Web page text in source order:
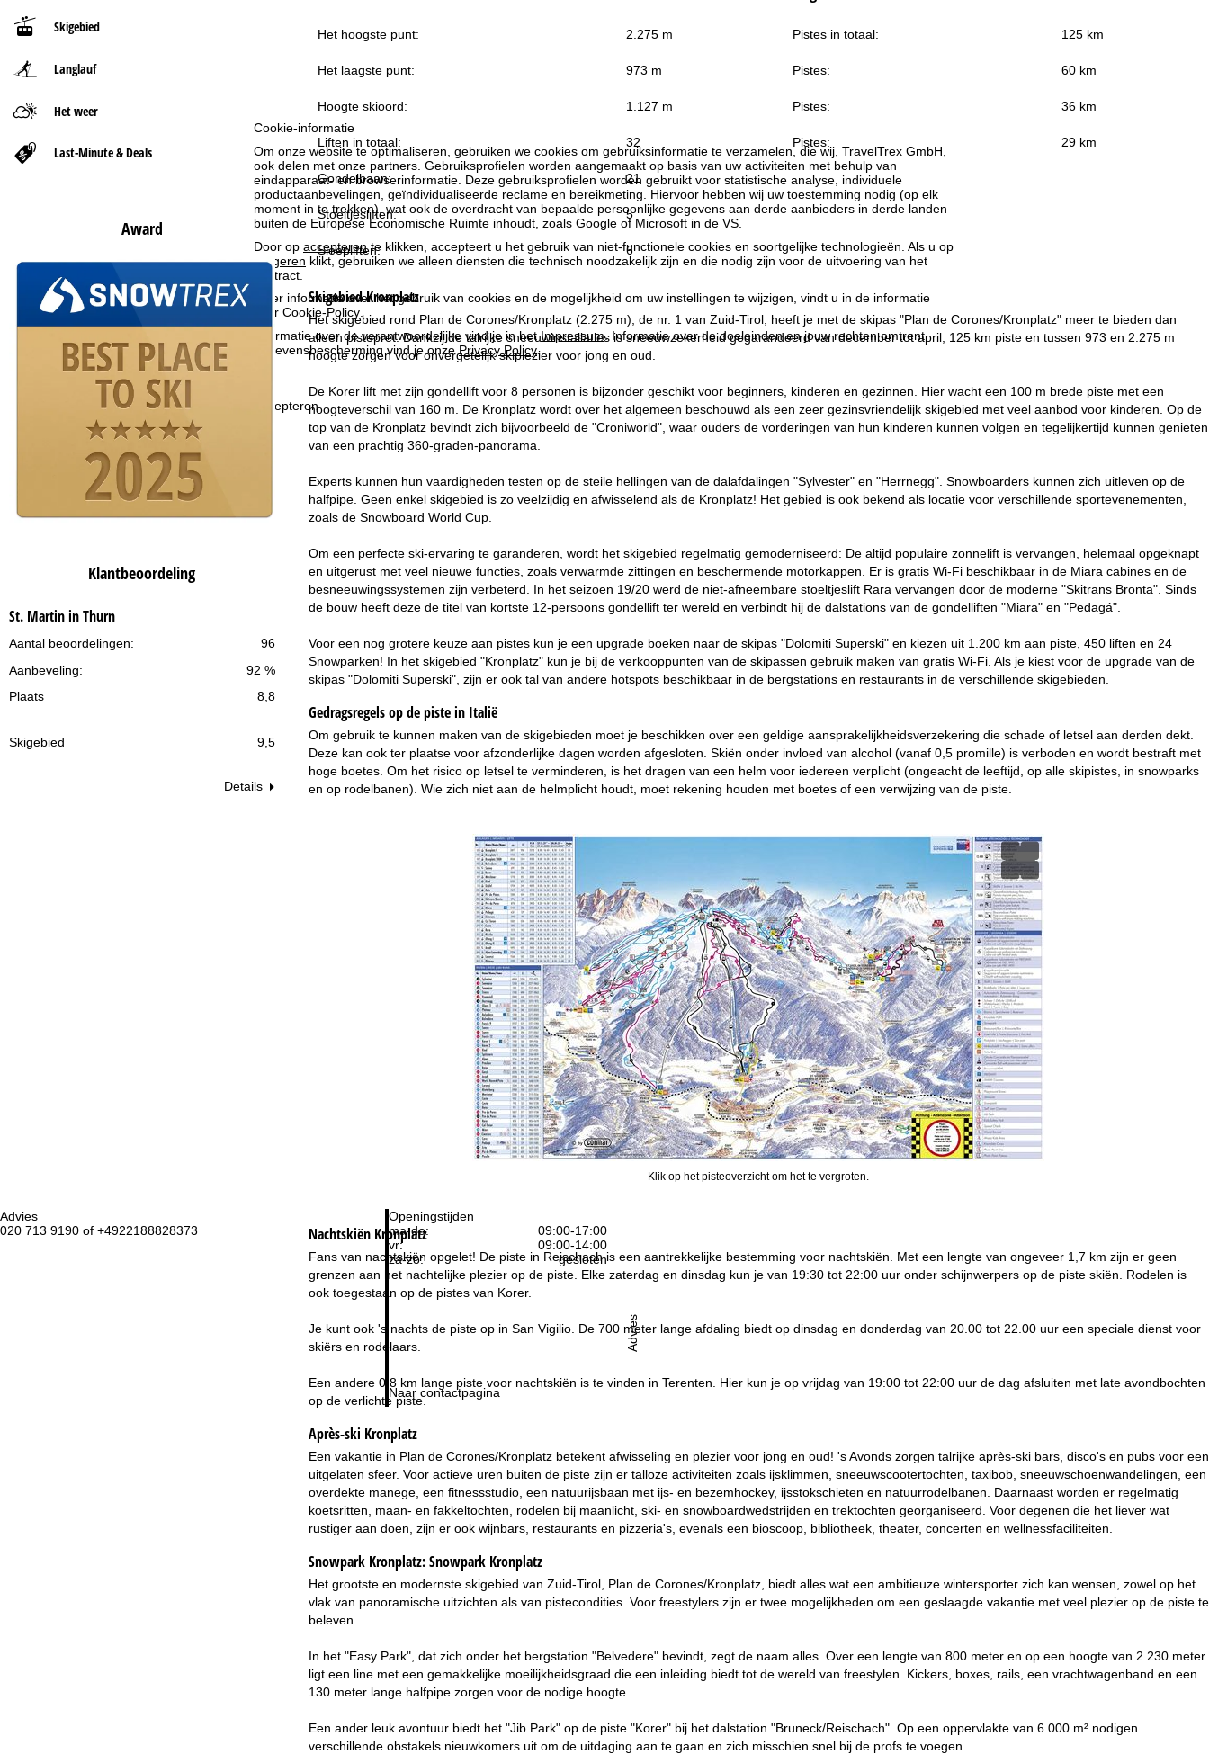
Cookie-informatie
Om onze website te optimaliseren, gebruiken we cookies om gebruiksinformatie te verzamelen, die wij, TravelTrex GmbH,
ook delen met onze partners. Gebruiksprofielen worden aangemaakt op basis van uw activiteiten met behulp van
eindapparaat- en browserinformatie. Deze gebruiksprofielen worden gebruikt voor statistische analyse, individuele
productaanbevelingen, geïndividualiseerde reclame en bereikmeting. Hiervoor hebben wij uw toestemming nodig (op elk
moment in te trekken), wat ook de overdracht van bepaalde persoonlijke gegevens aan derde aanbieders in derde landen
buiten de Europese Economische Ruimte inhoudt, zoals Google of Microsoft in de VS.
Door op accepterente klikken, accepteert u het gebruik van niet-functionele cookies en soortgelijke technologieën. Als u op
weigeren klikt, gebruiken we alleen diensten die technisch noodzakelijk zijn en die nodig zijn voor de uitvoering van het
contract.
Meer informatie over het gebruik van cookies en de mogelijkheid om uw instellingen te wijzigen, vindt u in de informatie
over Cookie-Policy.
Informatie over de verantwoordelijke vind je in hetImpressum. Informatie over de doeleinden en jouw rechten omtrent
gegevensbescherming vind je onze Privacy Policy.
Accepteren
Advies
020 713 9190 of +4922188828373
Openingstijden
ma-do:
09:00-17:00
vr:
09:00-14:00
za-zo:
gesloten
Naar contactpagina
Advies
Skigebied
Langlauf
Het weer
Last-Minute & Deals
Award
Klantbeoordeling
St. Martin in Thurn
96
Aantal beoordelingen:
92 %
Aanbeveling:
Plaats
8,8
Skigebied 9,5
Details
t
p
a
g
i
n
a
Het hoogste punt: 2.275 m Pistes in totaal: 125 km
Het laagste punt: 973 m Pistes: 60 km
Hoogte skioord: 1.127 m Pistes: 36 km
Liften in totaal: 32 Pistes: 29 km
Gondelbaan: 21
Stoeltjesliften: 5
Sleepliften: 6
SkigebiedKronplatz
Het skigebied rond Plan de Corones/Kronplatz (2.275 m), de nr. 1 van Zuid-Tirol, heeft je met de skipas "Plan de Corones/Kronplatz" meer te bieden dan
alleen pistepret. Dankzij de talrijke sneeuwinstallaties is sneeuwzekerheid gegarandeerd van december tot april, 125 km piste en tussen 973 en 2.275 m
hoogte zorgen voor onvergetelijk skiplezier voor jong en oud.
De Korer lift met zijn gondellift voor 8 personen is bijzonder geschikt voor beginners, kinderen en gezinnen. Hier wacht een 100 m brede piste met een
hoogteverschil van 160 m. De Kronplatz wordt over het algemeen beschouwd als een zeer gezinsvriendelijk skigebied met veel aanbod voor kinderen. Op de
top van de Kronplatz bevindt zich bijvoorbeeld de "Croniworld", waar ouders de vorderingen van hun kinderen kunnen volgen en tegelijkertijd kunnen genieten
van een prachtig 360-graden-panorama.
Experts kunnen hun vaardigheden testen op de steile hellingen van de dalafdalingen "Sylvester" en "Herrnegg". Snowboarders kunnen zich uitleven op de
halfpipe. Geen enkel skigebied is zo veelzijdig en afwisselend als de Kronplatz! Het gebied is ook bekend als locatie voor verschillende sportevenementen,
zoals de Snowboard World Cup.
Om een perfecte ski-ervaring te garanderen, wordt het skigebied regelmatig gemoderniseerd: De altijd populaire zonnelift is vervangen, helemaal opgeknapt
en uitgerust met veel nieuwe functies, zoals verwarmde zittingen en beschermende motorkappen. Er is gratis Wi-Fi beschikbaar in de Miara cabines en de
besneeuwingssystemen zijn verbeterd. In het seizoen 19/20 werd de niet-afneembare stoeltjeslift Rara vervangen door de moderne "Skitrans Bronta". Sinds
de bouw heeft deze de titel van kortste 12-persoons gondellift ter wereld en verbindt hij de dalstations van de gondelliften "Miara" en "Pedagá".
Voor een nog grotere keuze aan pistes kun je een upgrade boeken naar de skipas "Dolomiti Superski" en kiezen uit 1.200 km aan piste, 450 liften en 24
Snowparken! In het skigebied "Kronplatz" kun je bij de verkooppunten van de skipassen gebruik maken van gratis Wi-Fi. Als je kiest voor de upgrade van de
skipas "Dolomiti Superski", zijn er ook tal van andere hotspots beschikbaar in de bergstations en restaurants in de verschillende skigebieden.
Gedragsregels op de piste in Italië
Om gebruik te kunnen maken van de skigebieden moet je beschikken over een geldige aansprakelijkheidsverzekering die schade of letsel aan derden dekt.
Deze kan ook ter plaatse voor afzonderlijke dagen worden afgesloten. Skiën onder invloed van alcohol (vanaf 0,5 promille) is verboden en wordt bestraft met
hoge boetes. Om het risico op letsel te verminderen, is het dragen van een helm voor iedereen verplicht (ongeacht de leeftijd, op alle skipistes, in snowparks
en op rodelbanen). Wie zich niet aan de helmplicht houdt, moet rekening houden met boetes of een verwijzing van de piste.
Klik op het pisteoverzicht om het te vergroten.
Nachtskiën Kronplatz
Fans van nachtskiën opgelet! De piste in Reischach is een aantrekkelijke bestemming voor nachtskiën. Met een lengte van ongeveer 1,7 km zijn er geen
grenzen aan het nachtelijke plezier op de piste. Elke zaterdag en dinsdag kun je van 19:30 tot 22:00 uur onder schijnwerpers op de piste skiën. Rodelen is
ook toegestaan op de pistes van Korer.
Je kunt ook 's nachts de piste op in San Vigilio. De 700 meter lange afdaling biedt op dinsdag en donderdag van 20.00 tot 22.00 uur een speciale dienst voor
skiërs en rodelaars.
Een andere 0,8 km lange piste voor nachtskiën is te vinden in Terenten. Hier kun je op vrijdag van 19:00 tot 22:00 uur de dag afsluiten met late avondbochten
op de verlichte piste.
Après-ski Kronplatz
Een vakantie in Plan de Corones/Kronplatz betekent afwisseling en plezier voor jong en oud! 's Avonds zorgen talrijke après-ski bars, disco's en pubs voor een
uitgelaten sfeer. Voor actieve uren buiten de piste zijn er talloze activiteiten zoals ijsklimmen, sneeuwscootertochten, taxibob, sneeuwschoenwandelingen, een
overdekte manege, een fitnessstudio, een natuurijsbaan met ijs- en bezemhockey, ijsstokschieten en natuurrodelbanen. Daarnaast worden er regelmatig
koetsritten, maan- en fakkeltochten, rodelen bij maanlicht, ski- en snowboardwedstrijden en trektochten georganiseerd. Voor degenen die het liever wat
rustiger aan doen, zijn er ook wijnbars, restaurants en pizzeria's, evenals een bioscoop, bibliotheek, theater, concerten en wellnessfaciliteiten.
Snowpark Kronplatz:Snowpark Kronplatz
Het grootste en modernste skigebied van Zuid-Tirol, Plan de Corones/Kronplatz, biedt alles wat een ambitieuze wintersporter zich kan wensen, zowel op het
vlak van panoramische uitzichten als van pistecondities. Voor freestylers zijn er twee mogelijkheden om een geslaagde vakantie met veel plezier op de piste te
beleven.
In het "Easy Park", dat zich onder het bergstation "Belvedere" bevindt, zegt de naam alles. Over een lengte van 800 meter en op een hoogte van 2.230 meter
ligt een line met een gemakkelijke moeilijkheidsgraad die een inleiding biedt tot de wereld van freestylen. Kickers, boxes, rails, een vrachtwagenband en een
130 meter lange halfpipe zorgen voor de nodige hoogte.
Een ander leuk avontuur biedt het "Jib Park" op de piste "Korer" bij het dalstation "Bruneck/Reischach". Op een oppervlakte van 6.000 m² nodigen
verschillende obstakels nieuwkomers uit om de uitdaging aan te gaan en zich misschien snel bij de profs te voegen.